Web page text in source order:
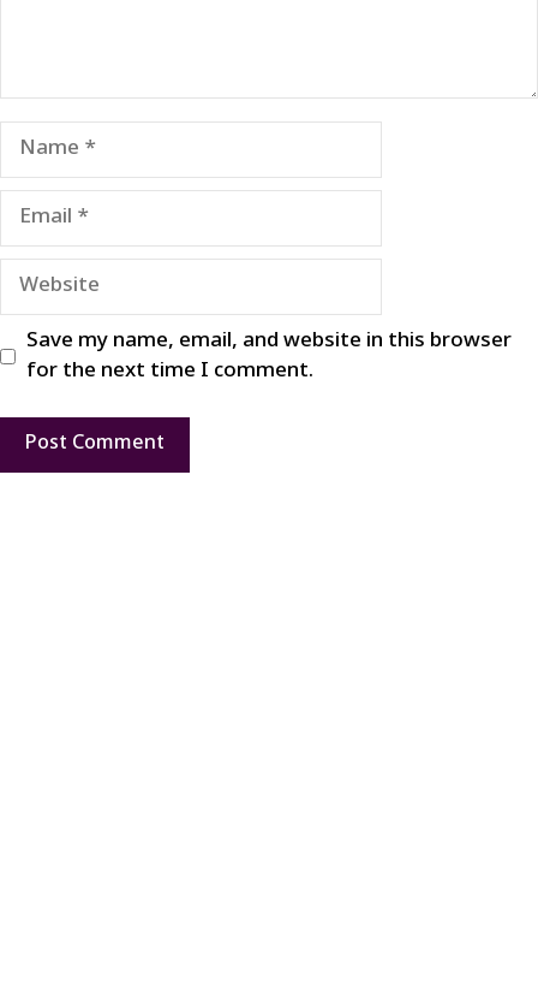
Name
Email
Website
Save my name, email, and website in this browser
for the next time I comment.